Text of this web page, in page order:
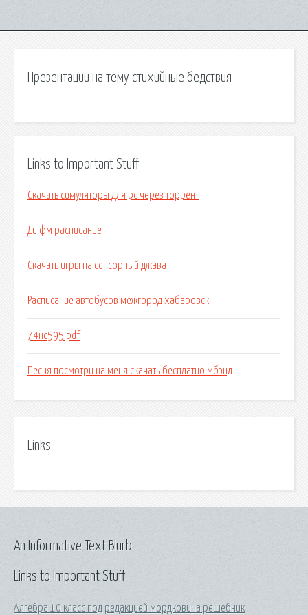
Презентации на тему стихийные бедствия
Links to Important Stuff
Скачать симуляторы для pc через торрент
Ди фм расписание
Скачать игры на сенсорный джава
Расписание автобусов межгород хабаровск
74нс595 pdf
Песня посмотри на меня скачать бесплатно мбэнд
Links
Links to Important Stuff
Алгебра 10 класс под редакцией мордковича решебник
An Informative Text Blurb